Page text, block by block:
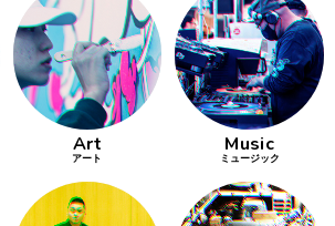
Art
アート
Music
ミュージック